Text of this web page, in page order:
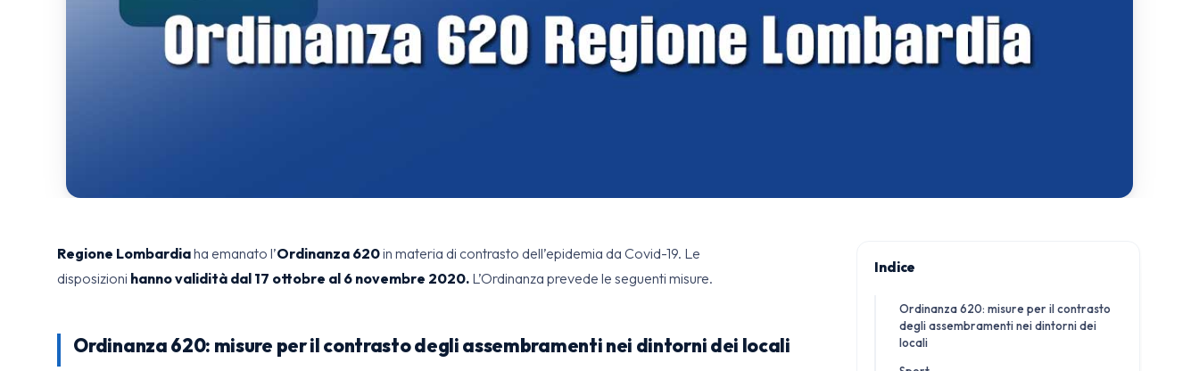
Regione Lombardiaha emanato l’Ordinanza 620in materia di contrasto dell’epidemia da Covid-19. Le
disposizioni hanno validità dal 17 ottobre al 6 novembre 2020. L’Ordinanza prevede le seguenti misure.
Ordinanza 620: misure per il contrasto degli assembramenti nei dintorni dei locali
Indice
Ordinanza 620: misure per il contrasto
degli assembramenti nei dintorni dei
locali